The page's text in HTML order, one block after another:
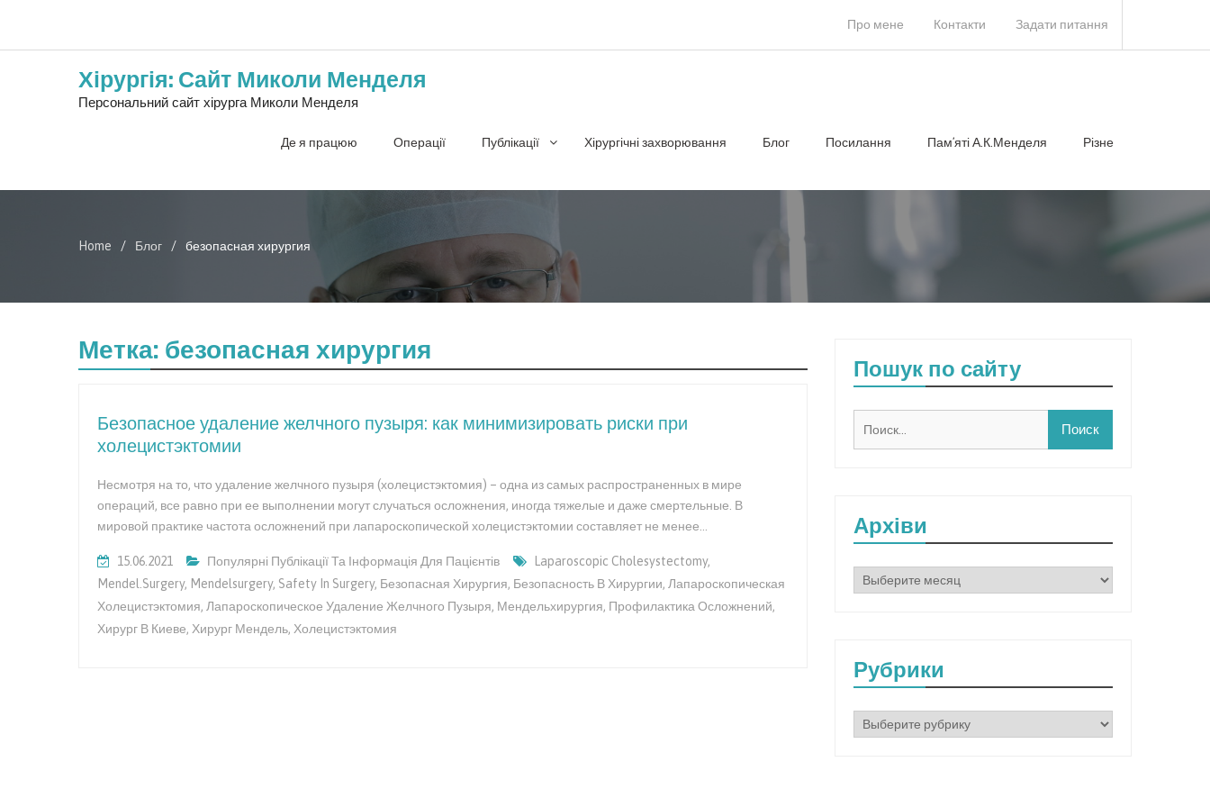
Про мене Контакти Задати питання
Хірургія: Сайт Миколи Менделя
Персональний сайт хірурга Миколи Менделя
Де я працюю Операції Публікації Хірургічні захворювання Блог Посилання Памʼяті А.К.Менделя Різне
Home Блог безопасная хирургия
Метка: безопасная хирургия
Безопасное удаление желчного пузыря: как минимизировать риски при
холецистэктомии
Несмотря на то, что удаление желчного пузыря (холецистэктомия) – одна из самых распространенных в мире
операций, все равно при ее выполнении могут случаться осложнения, иногда тяжелые и даже смертельные. В
мировой практике частота осложнений при лапароскопической холецистэктомии составляет не менее…
15.06.2021 Популярні Публікації Та Інформація Для Пацієнтів Laparoscopic Cholesystectomy,
Mendel.surgery, Mendelsurgery, Safety In Surgery, Безопасная Хирургия, Безопасность В Хирургии, Лапароскопическая
Холецистэктомия, Лапароскопическое Удаление Желчного Пузыря, Мендельхирургия, Профилактика Осложнений,
Хирург В Киеве, Хирург Мендель, Холецистэктомия
Пошук по сайту
Архіви
Архіви
Рубрики
Рубрики